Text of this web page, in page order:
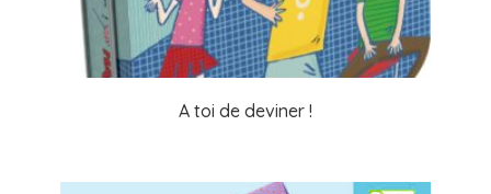
A toi de deviner !